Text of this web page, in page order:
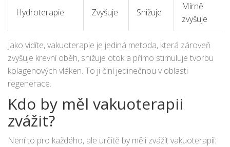
Hydroterapie Zvyšuje Snižuje
Mírně
zvyšuje
Jako vidíte, vakuoterapie je jediná metoda, která zároveň
zvyšuje krevní oběh, snižuje otok a přímo stimuluje tvorbu
kolagenových vláken. To ji činí jedinečnou v oblasti
regenerace.
Kdo by měl vakuoterapii
zvážit?
Není to pro každého, ale určitě by měli zvážit vakuoterapii: